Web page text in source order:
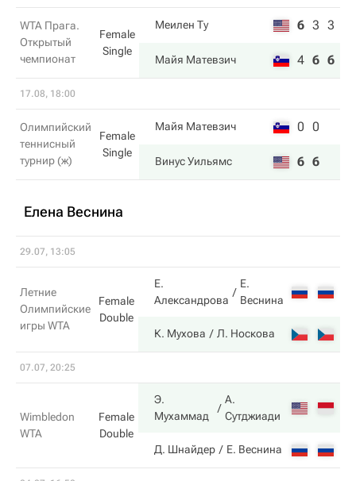
WTA Прага.
Открытый
чемпионат
Female
Single
Меилен Ту 6 3 3
Майя Матевзич 4 6 6
17.08, 18:00
Олимпийский
теннисный
турнир (ж)
Female
Single
Майя Матевзич 0 0
Винус Уильямс 6 6
Елена Веснина
29.07, 13:05
Летние
Олимпийские
игры WTA
Female
Double
Е.
Александрова
Е.
Веснина
К. Мухова Л. Носкова
07.07, 20:25
Wimbledon
WTA
Female
Double
Э.
Мухаммад
А.
Сутджиади
Д. Шнайдер Е. Веснина